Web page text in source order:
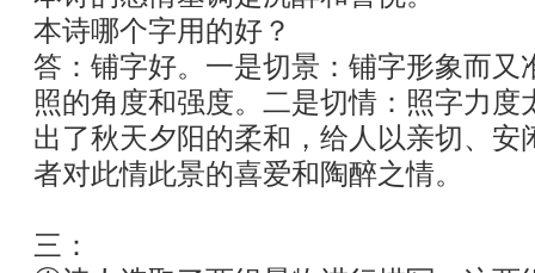
本诗哪个字用的好？
答：铺字好。一是切景：铺字形象而又
照的角度和强度。二是切情：照字力度
出了秋天夕阳的柔和，给人以亲切、安
者对此情此景的喜爱和陶醉之情。
三：